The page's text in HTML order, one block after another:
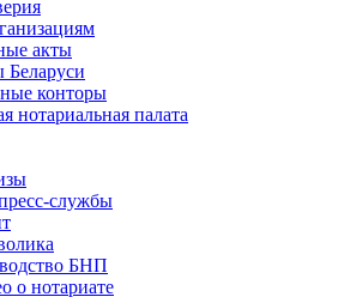
акты
Беларуси
конторы
нотариальная палата
службы
БНП
о нотариате